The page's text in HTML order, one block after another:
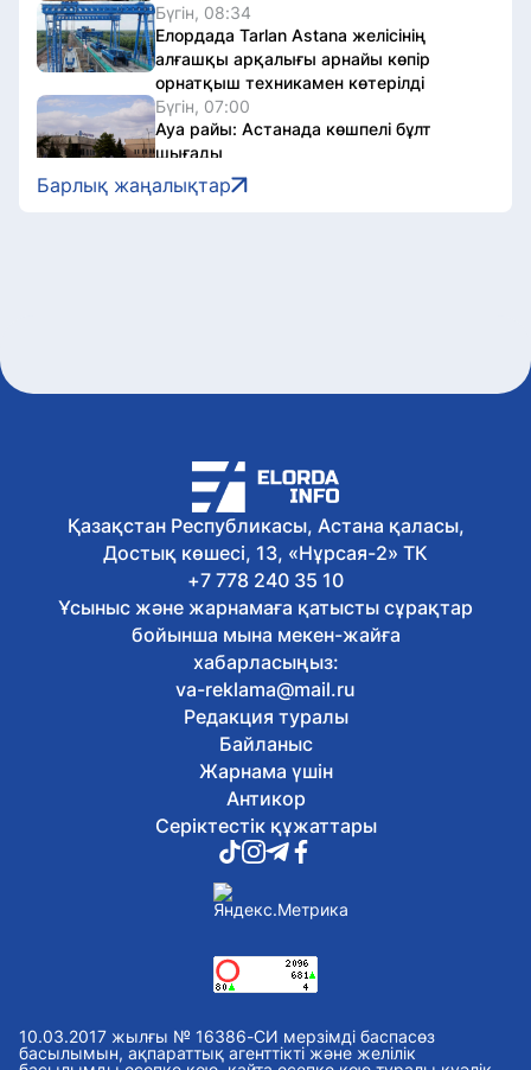
Бүгін, 08:34
Елордада Tarlan Astana желісінің
алғашқы арқалығы арнайы көпір
орнатқыш техникамен көтерілді
Бүгін, 07:00
Ауа райы: Астанада көшпелі бұлт
шығады
6 тамыз, 2026
Ірі габаритті жүк тасымалданады:
6 тамыз, 2026
20-дан астам қазақстандық
Африканың ең биік нүктесі –
Килиманджаро шыңына шықты
6 тамыз, 2026
Астанада демалыс күндері ауыл
шаруашылығы жәрмеңкесі өтеді
6 тамыз, 2026
Әскери полиция қызметшілері дене
даярлығы бойынша сынақтан өтті
6 тамыз, 2026
Астанада жүгіру фестиваліне
байланысты бірқатар көшеде
қозғалыс шектеледі
6 тамыз, 2026
Қазақстанда «Әділетті қоғамға
шыншыл сөз» атты кітап жарық көрді
6 тамыз, 2026
Олжас Бектенов Еуразиялық
үкіметаралық кеңестің шағын
6 тамыз, 2026
Экологиялық кодекс жаңартылды: не
6 тамыз, 2026
Қазақстан театрларында балаларға
Барлық жаңалықтар
Қазақстан Республикасы, Астана қаласы,
Достық көшесі, 13, «Нұрсая-2» ТК
+7 778 240 35 10
Ұсыныс және жарнамаға қатысты сұрақтар
бойынша мына мекен-жайға
хабарласыңыз:
va-reklama@mail.ru
Редакция туралы
Байланыс
Жарнама үшін
Антикор
Серіктестік құжаттары
10.03.2017 жылғы № 16386-СИ мерзімді баспасөз
басылымын, ақпараттық агенттікті және желілік